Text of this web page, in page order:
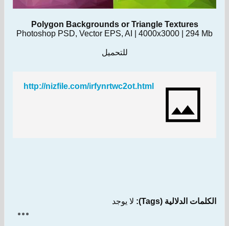
Polygon Backgrounds or Triangle Textures
Photoshop PSD, Vector EPS, AI | 4000x3000 | 294 Mb
للتحميل
http://nizfile.com/irfynrtwc2ot.html
الكلمات الدلالية (Tags): لا يوجد